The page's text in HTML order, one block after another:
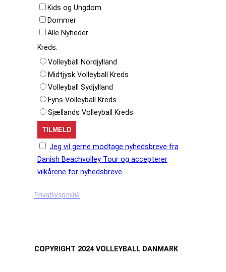
Kids og Ungdom
Dommer
Alle Nyheder
Kreds:
Volleyball Nordjylland
Midtjysk Volleyball Kreds
Volleyball Sydjylland
Fyns Volleyball Kreds
Sjællands Volleyball Kreds
Jeg vil gerne modtage nyhedsbreve fra
Danish Beachvolley Tour og accepterer
vilkårene for nyhedsbreve
Privatlivspolitik
COPYRIGHT 2024 VOLLEYBALL DANMARK